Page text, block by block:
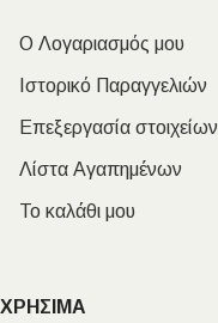
Ο Λογαριασμός μου
Ιστορικό Παραγγελιών
Επεξεργασία στοιχείων
Λίστα Αγαπημένων
Το καλάθι μου
ΧΡΗΣΙΜΑ